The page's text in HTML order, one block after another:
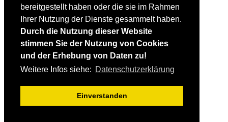
bereitgestellt haben oder die sie im Rahmen
Ihrer Nutzung der Dienste gesammelt haben.
Durch die Nutzung dieser Website
stimmen Sie der Nutzung von Cookies
und der Erhebung von Daten zu!
Weitere Infos siehe: Datenschutzerklärung
Einverstanden
EQUIPMENT
Skibekleidung
Skischuhe
Bootfitting
Skihelme
Skiservice selbst
Impressum / Datenschutz
Mediadaten